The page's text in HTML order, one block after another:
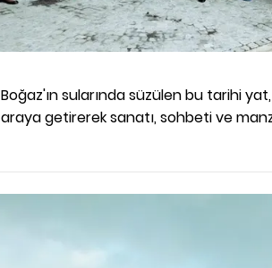
Boğaz'ın sularında süzülen bu tarihi
araya getirerek sanatı, sohbeti ve